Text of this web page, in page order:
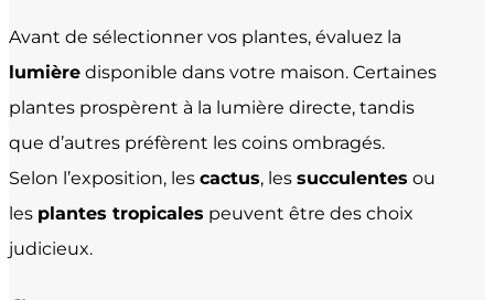
Avant de sélectionner vos plantes, évaluez la
lumière disponible dans votre maison. Certaines
plantes prospèrent à la lumière directe, tandis
que d’autres préfèrent les coins ombragés.
Selon l’exposition, les cactus, les succulentes ou
les plantes tropicales peuvent être des choix
judicieux.